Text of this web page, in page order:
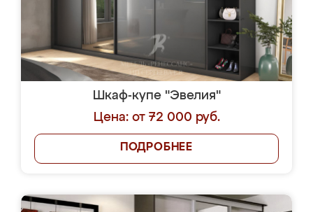
Шкаф-купе "Эвелия"
Цена: от 72 000 руб.
ПОДРОБНЕЕ